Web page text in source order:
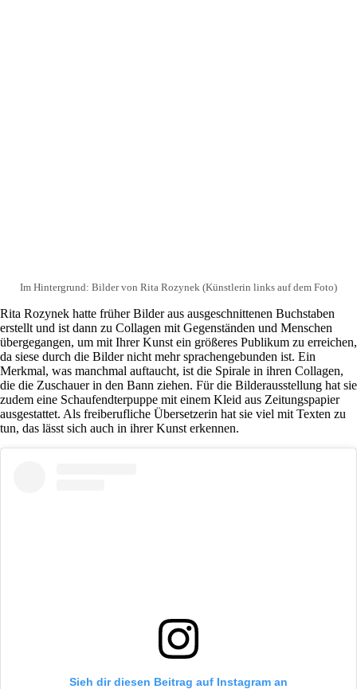
Im Hintergrund: Bilder von Rita Rozynek (Künstlerin links auf dem Foto)
Rita Rozynek hatte früher Bilder aus ausgeschnittenen Buchstaben
erstellt und ist dann zu Collagen mit Gegenständen und Menschen
übergegangen, um mit Ihrer Kunst ein größeres Publikum zu erreichen,
da siese durch die Bilder nicht mehr sprachengebunden ist. Ein
Merkmal, was manchmal auftaucht, ist die Spirale in ihren Collagen,
die die Zuschauer in den Bann ziehen. Für die Bilderausstellung hat sie
zudem eine Schaufendterpuppe mit einem Kleid aus Zeitungspapier
ausgestattet. Als freiberufliche Übersetzerin hat sie viel mit Texten zu
tun, das lässt sich auch in ihrer Kunst erkennen.
Sieh dir diesen Beitrag auf Instagram an